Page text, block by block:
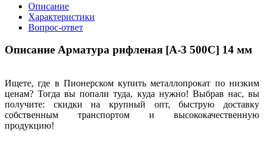
Описание
Характеристики
Вопрос-ответ
Описание Арматура рифленая [А-3 500С] 14 мм
Ищете, где в Пионерском купить металлопрокат по низким
ценам? Тогда вы попали туда, куда нужно! Выбрав нас, вы
получите: скидки на крупный опт, быструю доставку
собственным транспортом и высококачественную
продукцию!